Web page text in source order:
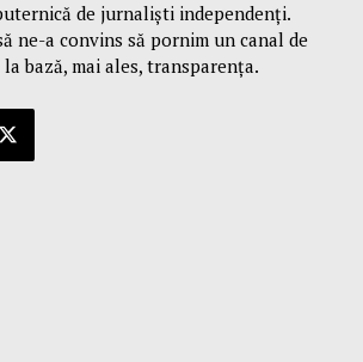
de jurnaliști independenți.
ne-a convins să pornim un canal de
bază, mai ales, transparența.